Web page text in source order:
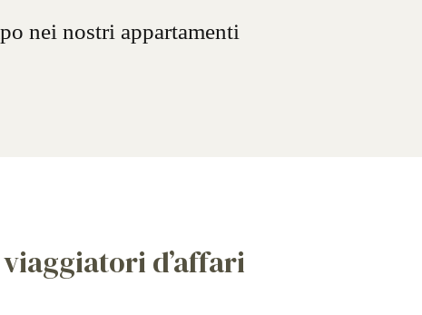
nei nostri appartamenti
d’affari